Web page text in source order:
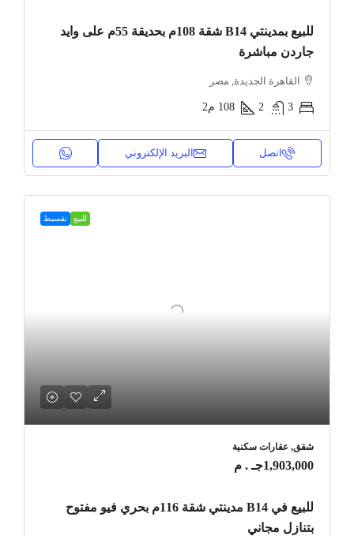
للبيع بمدينتي B14 شقة 108م بحديقة 55م على وايد
جاردن مباشرة
القاهرة الجديدة, مصر
3
2
108 م2
اتصل البريد الإلكتروني
للبيع تقسيط
شقق, عقارات سكنية
1,903,000جـ . م
للبيع في B14 مدينتي شقة 116م بحري فيو مفتوح
بتنازل مجاني